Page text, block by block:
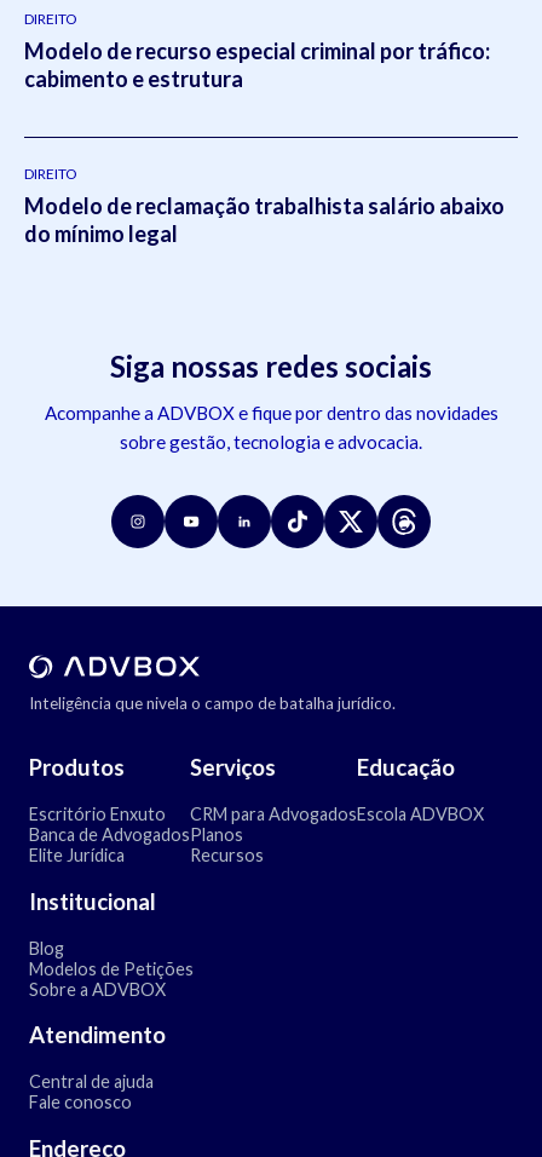
DIREITO
Modelo de recurso especial criminal por tráfico:
cabimento e estrutura
DIREITO
Modelo de reclamação trabalhista salário abaixo
do mínimo legal
Siga nossas redes sociais
Acompanhe a ADVBOX e fique por dentro das novidades
sobre gestão, tecnologia e advocacia.
Inteligência que nivela o campo de batalha jurídico.
Produtos
Escritório Enxuto
Banca de Advogados
Elite Jurídica
Serviços
CRM para Advogados
Planos
Recursos
Educação
Escola ADVBOX
Institucional
Blog
Modelos de Petições
Sobre a ADVBOX
Atendimento
Central de ajuda
Fale conosco
Endereço